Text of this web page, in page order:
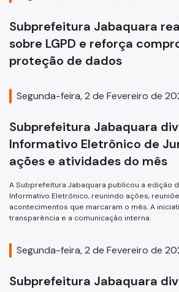
Subprefeitura Jabaquara
sobre LGPD e reforça
proteção de dados
Segunda-feira, 2 de Fevereiro de
Subprefeitura Jabaquara
Informativo Eletrônico de
ações e atividades do mês
A Subprefeitura Jabaquara publicou a edição
Informativo Eletrônico, reunindo ações,
acontecimentos que marcaram o mês. A
transparência e a comunicação interna.
Segunda-feira, 2 de Fevereiro de
Subprefeitura Jabaquara